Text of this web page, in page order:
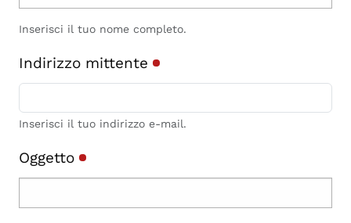
Inserisci il tuo nome completo.
Indirizzo mittente
Inserisci il tuo indirizzo e-mail.
Oggetto